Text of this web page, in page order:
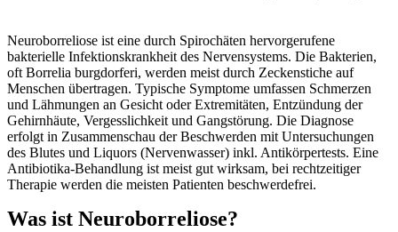
Neuroborreliose ist eine durch Spirochäten hervorgerufene
bakterielle Infektionskrankheit des Nervensystems. Die Bakterien,
oft Borrelia burgdorferi, werden meist durch Zeckenstiche auf
Menschen übertragen. Typische Symptome umfassen Schmerzen
und Lähmungen an Gesicht oder Extremitäten, Entzündung der
Gehirnhäute, Vergesslichkeit und Gangstörung. Die Diagnose
erfolgt in Zusammenschau der Beschwerden mit Untersuchungen
des Blutes und Liquors (Nervenwasser) inkl. Antikörpertests. Eine
Antibiotika-Behandlung ist meist gut wirksam, bei rechtzeitiger
Therapie werden die meisten Patienten beschwerdefrei.
Was ist Neuroborreliose?